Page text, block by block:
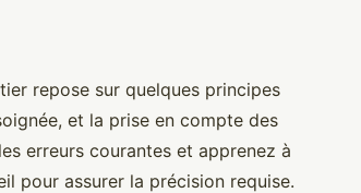
repose sur quelques principes
et la prise en compte des
erreurs courantes et apprenez à
pour assurer la précision requise.